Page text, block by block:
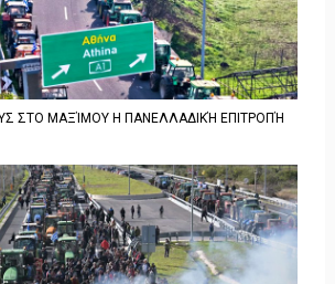
ΣΤΟ ΜΑΞΊΜΟΥ Η ΠΑΝΕΛΛΑΔΙΚΉ ΕΠΙΤΡΟΠΉ